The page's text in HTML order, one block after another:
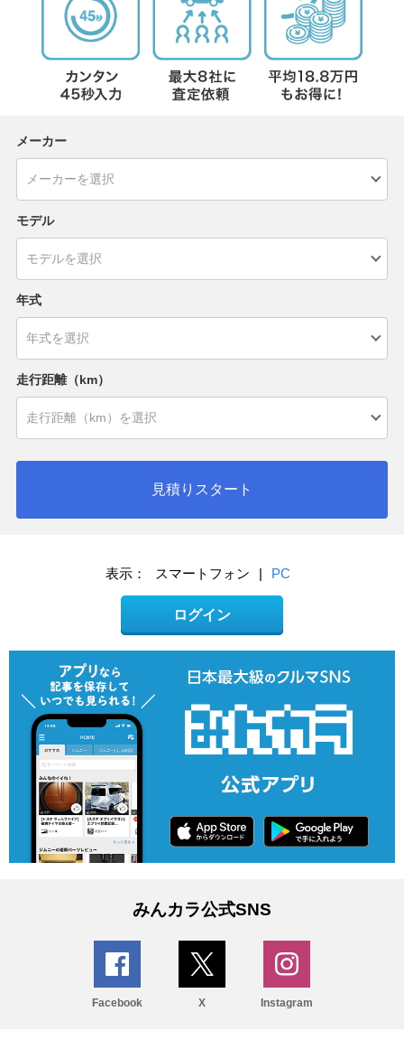
メーカー
モデル
年式
走行距離（km）
見積りスタート
表示： スマートフォン | PC
ログイン
みんカラ公式SNS
Facebook X Instagram